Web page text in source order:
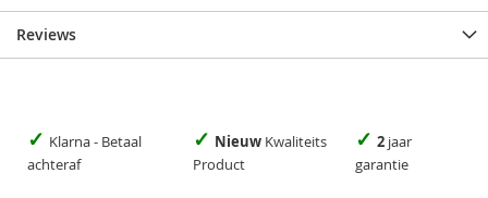
Reviews
✓ Klarna - Betaal
achteraf
✓ Nieuw Kwaliteits
Product
✓ 2 jaar
garantie